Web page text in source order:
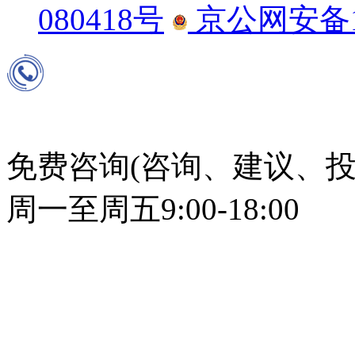
080418号
京公网安备
免费咨询(咨询、建议、
周一至周五9:00-18:00